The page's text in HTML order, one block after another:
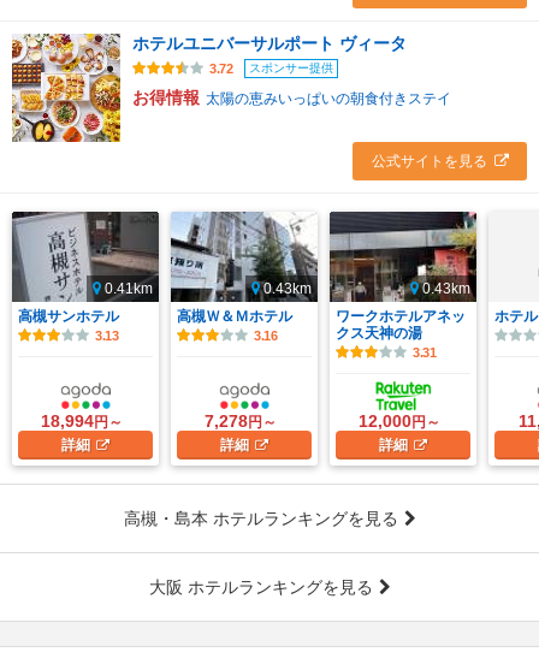
ホテルユニバーサルポート ヴィータ
3.72 スポンサー提供
お得情報 太陽の恵みいっぱいの朝食付きステイ
公式サイトを見る
0.41km
高槻サンホテル
3.13
18,994円～
詳細
0.43km
高槻Ｗ＆Ｍホテル
3.16
7,278円～
詳細
0.43km
ワークホテルアネッ
クス天神の湯
3.31
12,000円～
詳細
ホテ
高槻・島本 ホテルランキングを見る
大阪 ホテルランキングを見る